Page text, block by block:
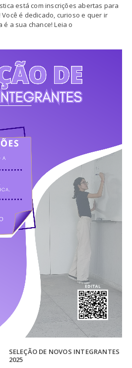
está com inscrições abertas para
é dedicado, curioso e quer ir
é a sua chance! Leia o
SELEÇÃO DE NOVOS INTEGRANTES
2025